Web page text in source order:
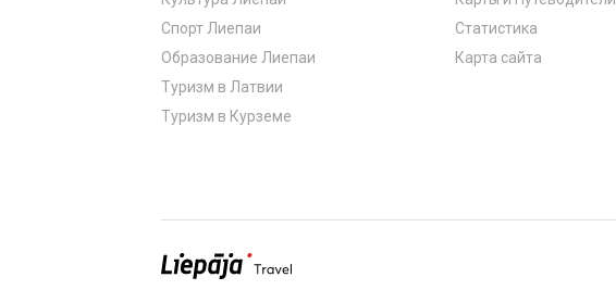
Спорт Лиепаи
Образование Лиепаи
Туризм в Латвии
Туризм в Курземе
Статистика
Карта сайта